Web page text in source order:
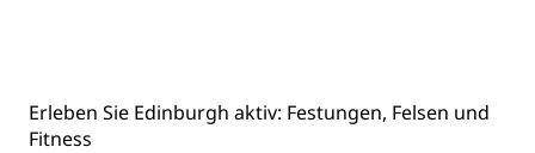
Erleben Sie Edinburgh aktiv: Festungen, Felsen und
Fitness